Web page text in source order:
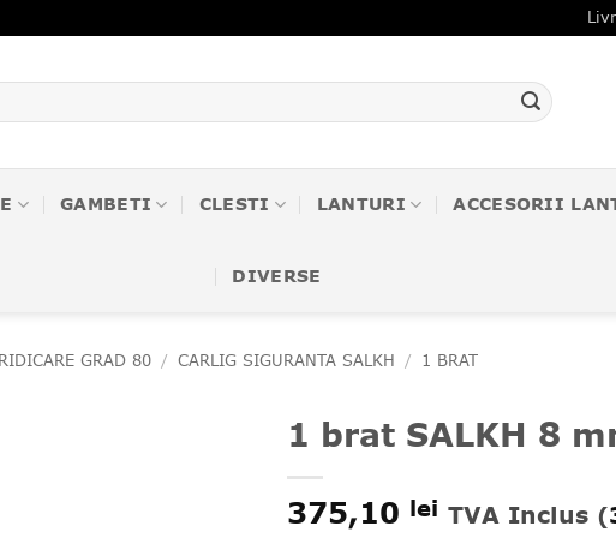
GAMBETI CLESTI LANTURI ACCESORII
DIVERSE
GRAD 80 / CARLIG SIGURANTA SALKH / 1 BRAT
1 brat SALKH 8
375,10 lei TVA Inclus (